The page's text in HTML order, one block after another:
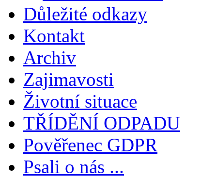
Důležité odkazy
Kontakt
Archiv
Zajimavosti
Životní situace
TŘÍDĚNÍ ODPADU
Pověřenec GDPR
Psali o nás ...